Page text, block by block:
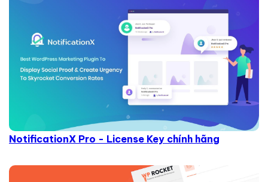
NotificationX Pro - License Key chính hãng